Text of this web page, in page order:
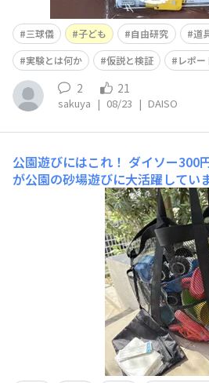
三球儀 子ども 自由研究 道
実験とは何か
仮説と検証 レポー
2 21
sakuya | 08/23 | DAISO
公園遊びにはこれ！ ダイソー300
が公園の砂場遊びに大活躍してい
があり、おもちゃを分けて入れら
いているのでそこには怪我をした
シュを入れています。